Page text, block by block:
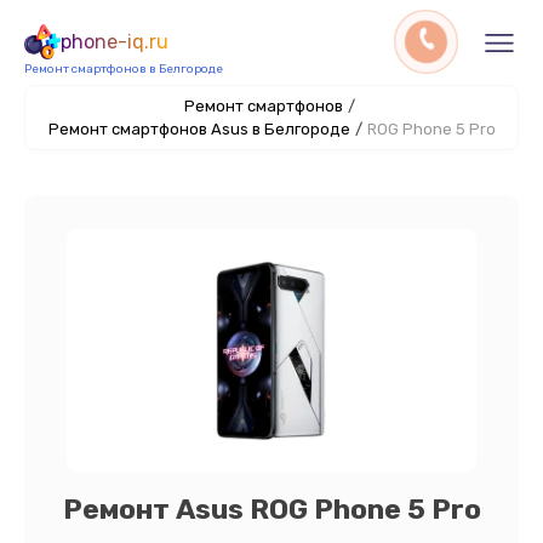
phone-iq.ru
Ремонт смартфонов в Белгороде
Ремонт смартфонов /
Ремонт смартфонов Asus в Белгороде / ROG Phone 5 Pro
Ремонт Asus ROG Phone 5 Pro